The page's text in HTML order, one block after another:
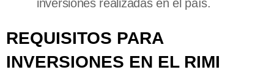
inversiones realizadas en el país.
REQUISITOS PARA
INVERSIONES EN EL RIMI